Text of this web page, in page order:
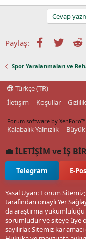
Cevap
Paylaş: Facebook
Twitter
Spor Yaralanmaları ve
Türkçe (TR)
İletişim
Koşullar
Forum software by XenForo™
Kalabalık Yalnızlık
💼 İLETİŞİM ve İŞ
Telegram E-
Yasal Uyarı: Forum
tarafından onaylı Yer
da araştırma yükümlülüğü
sorumludur ve siteye üye
sayılırlar. Sitemiz kar